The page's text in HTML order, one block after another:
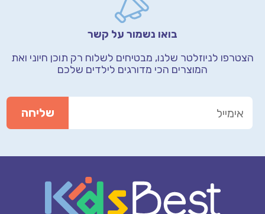
בואו נשמור על קשר
הצטרפו לניוזלטר שלנו, מבטיחים לשלוח רק תוכן חיוני ואת
המוצרים הכי מדורגים לילדים שלכם